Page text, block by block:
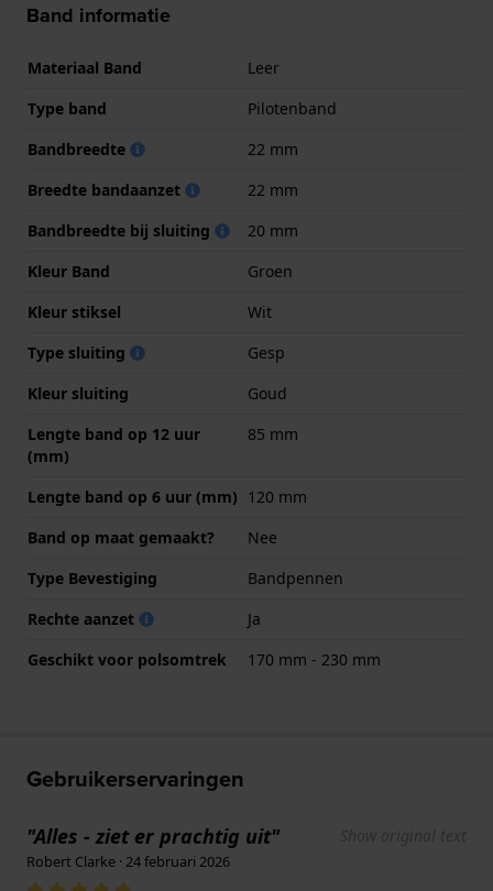
Band informatie
Materiaal Band
Leer
Type band
Pilotenband
Bandbreedte
22 mm
Breedte bandaanzet
22 mm
Bandbreedte bij sluiting
20 mm
Kleur Band
Groen
Kleur stiksel
Wit
Type sluiting
Gesp
Kleur sluiting
Goud
Lengte band op 12 uur
(mm)
85 mm
Lengte band op 6 uur (mm) 120 mm
Band op maat gemaakt?
Nee
Type Bevestiging
Bandpennen
Rechte aanzet
Ja
Geschikt voor polsomtrek
170 mm - 230 mm
Gebruikerservaringen
"Alles - ziet er prachtig uit" Show original text
Robert Clarke · 24 februari 2026